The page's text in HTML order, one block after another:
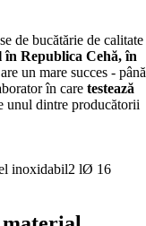
de bucătărie de calitate
în Republica Cehă, în
un mare succes - până
în care testează
unul dintre producătorii
inoxidabil2 lØ 16